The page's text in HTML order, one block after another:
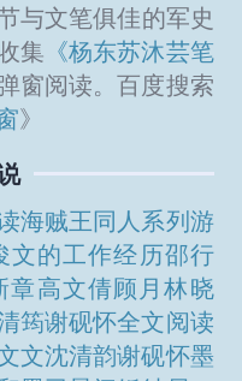
与文笔俱佳的军史
集 《杨东苏沐芸笔
窗阅读。百度搜索
》
海贼王同人系列游
文的工作经历邵行
章高文倩顾月林晓
筠谢砚怀全文阅读
文沈清韵谢砚怀墨